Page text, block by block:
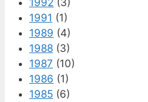
1991 (1)
1989 (4)
1988 (3)
1987 (10)
1986 (1)
1985 (6)